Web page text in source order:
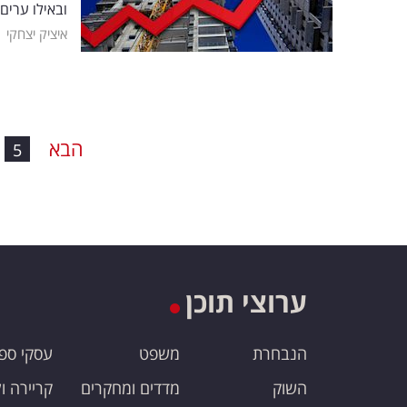
ובאילו
איציק יצחקי
5 הבא
ערוצי תוכן
הנבחרת
השוק
משפט
מדדים ומחקרים
עסקי
קריירה